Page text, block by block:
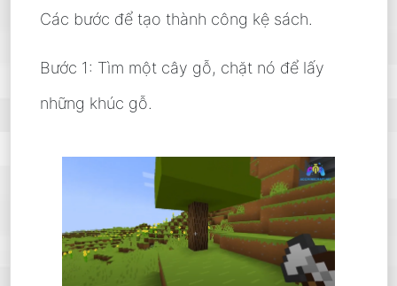
Các bước để tạo thành công kệ sách.
Bước 1: Tìm một cây gỗ, chặt nó để lấy
những khúc gỗ.